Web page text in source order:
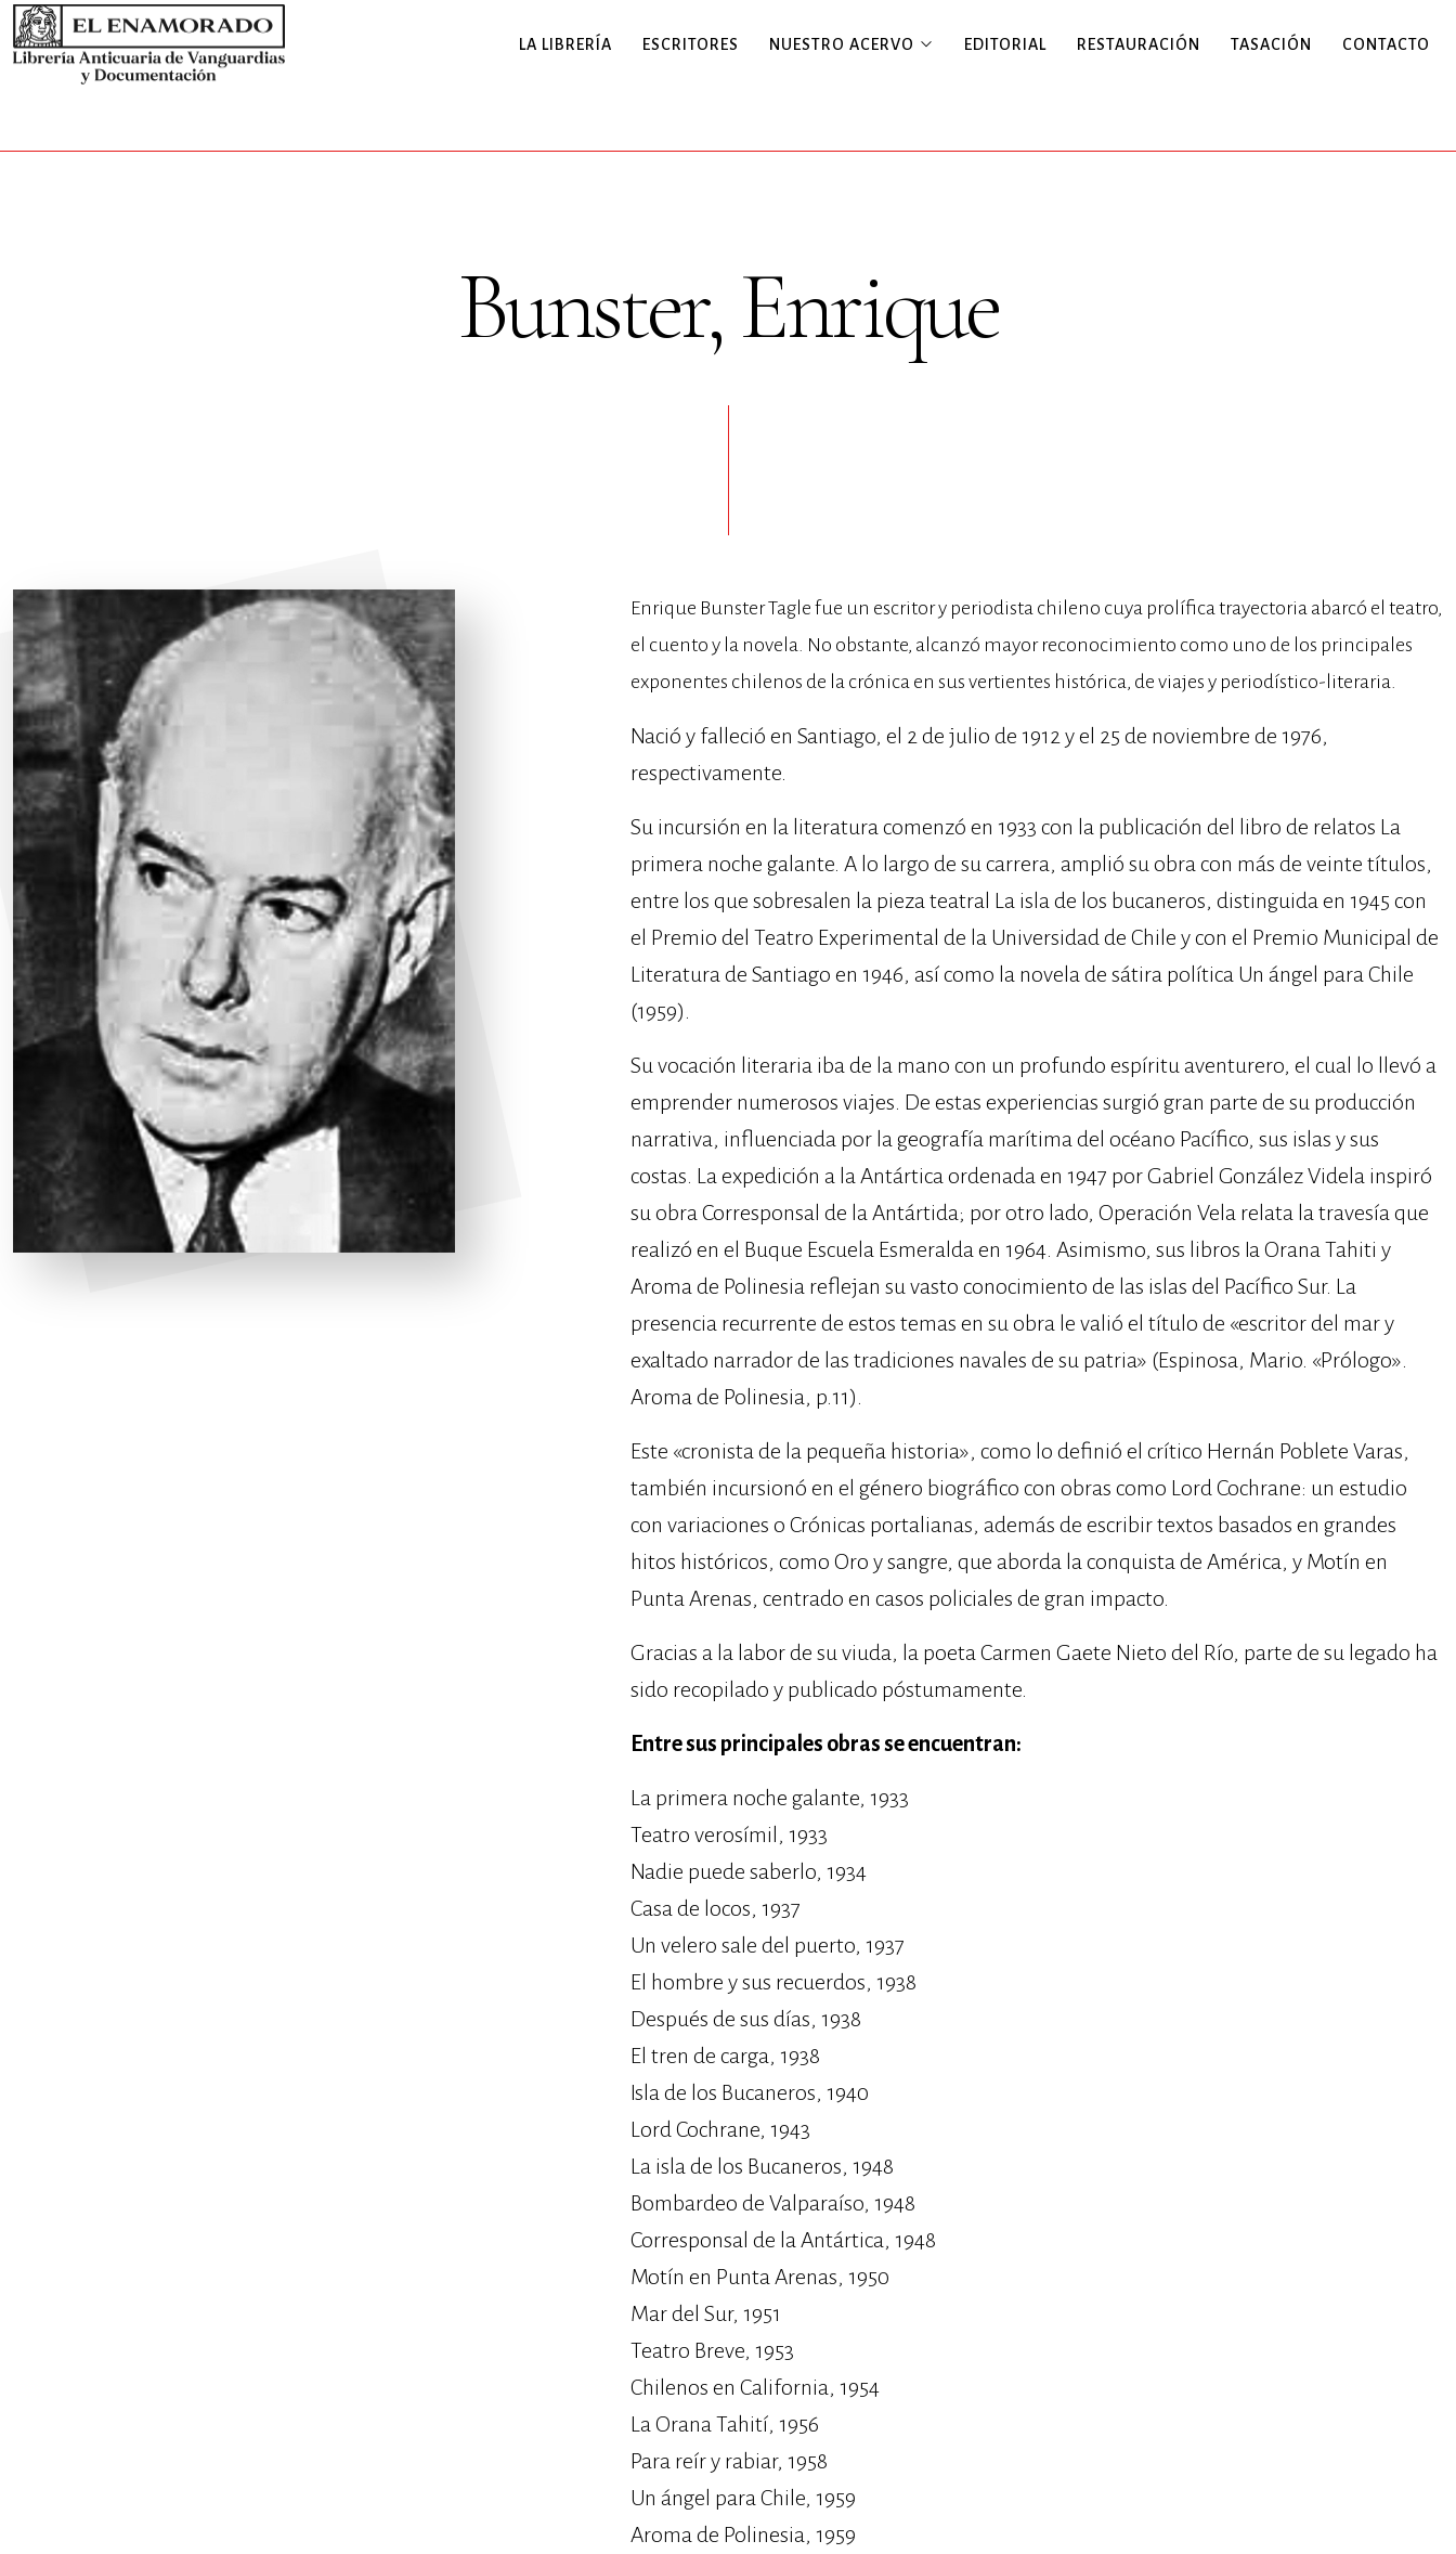
LA LIBRERÍA ESCRITORES NUESTRO ACERVO EDITORIAL RESTAURACIÓN TASACIÓN CONTACTO
Bunster, Enrique
Enrique Bunster Tagle fue un escritor y periodista chileno cuya prolífica trayectoria abarcó el teatro,
el cuento y la novela. No obstante, alcanzó mayor reconocimiento como uno de los principales
exponentes chilenos de la crónica en sus vertientes histórica, de viajes y periodístico-literaria.
Nació y falleció en Santiago, el 2 de julio de 1912 y el 25 de noviembre de 1976,
respectivamente.
Su incursión en la literatura comenzó en 1933 con la publicación del libro de relatos La
primera noche galante. A lo largo de su carrera, amplió su obra con más de veinte títulos,
entre los que sobresalen la pieza teatral La isla de los bucaneros, distinguida en 1945 con
el Premio del Teatro Experimental de la Universidad de Chile y con el Premio Municipal de
Literatura de Santiago en 1946, así como la novela de sátira política Un ángel para Chile
(1959).
Su vocación literaria iba de la mano con un profundo espíritu aventurero, el cual lo llevó a
emprender numerosos viajes. De estas experiencias surgió gran parte de su producción
narrativa, influenciada por la geografía marítima del océano Pacífico, sus islas y sus
costas. La expedición a la Antártica ordenada en 1947 por Gabriel González Videla inspiró
su obra Corresponsal de la Antártida; por otro lado, Operación Vela relata la travesía que
realizó en el Buque Escuela Esmeralda en 1964. Asimismo, sus libros Ia Orana Tahiti y
Aroma de Polinesia reflejan su vasto conocimiento de las islas del Pacífico Sur. La
presencia recurrente de estos temas en su obra le valió el título de «escritor del mar y
exaltado narrador de las tradiciones navales de su patria» (Espinosa, Mario. «Prólogo».
Aroma de Polinesia, p.11).
Este «cronista de la pequeña historia», como lo definió el crítico Hernán Poblete Varas,
también incursionó en el género biográfico con obras como Lord Cochrane: un estudio
con variaciones o Crónicas portalianas, además de escribir textos basados en grandes
hitos históricos, como Oro y sangre, que aborda la conquista de América, y Motín en
Punta Arenas, centrado en casos policiales de gran impacto.
Gracias a la labor de su viuda, la poeta Carmen Gaete Nieto del Río, parte de su legado ha
sido recopilado y publicado póstumamente.
Entre sus principales obras se encuentran:
La primera noche galante, 1933
Teatro verosímil, 1933
Nadie puede saberlo, 1934
Casa de locos, 1937
Un velero sale del puerto, 1937
El hombre y sus recuerdos, 1938
Después de sus días, 1938
El tren de carga, 1938
Isla de los Bucaneros, 1940
Lord Cochrane, 1943
La isla de los Bucaneros, 1948
Bombardeo de Valparaíso, 1948
Corresponsal de la Antártica, 1948
Motín en Punta Arenas, 1950
Mar del Sur, 1951
Teatro Breve, 1953
Chilenos en California, 1954
La Orana Tahití, 1956
Para reír y rabiar, 1958
Un ángel para Chile, 1959
Aroma de Polinesia, 1959